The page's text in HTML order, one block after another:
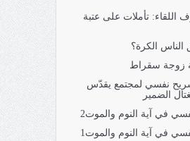
اللقاء: تأملات على عتبة
الناس الكرة؟
زوجة سقراط
نفسي لمجتمع يقدّس
الضمير
في آية النوم والموت2
في آية النوم والموت1